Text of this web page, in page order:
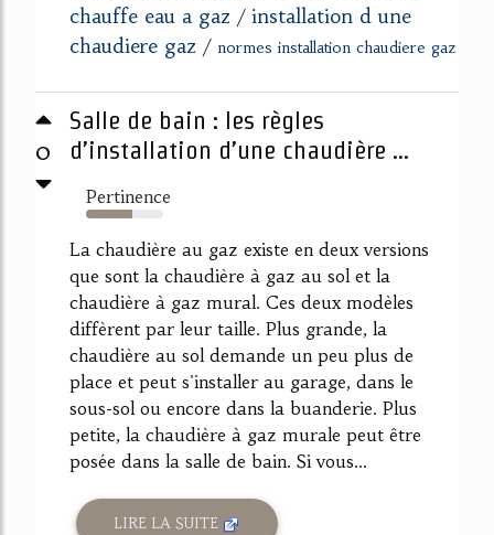
chauffe eau a gaz / installation d une
chaudiere gaz / normes installation chaudiere gaz
0
Salle de bain : les règles
d’installation d’une chaudière ...
Pertinence
60%
La chaudière au gaz existe en deux versions
que sont la chaudière à gaz au sol et la
chaudière à gaz mural. Ces deux modèles
diffèrent par leur taille. Plus grande, la
chaudière au sol demande un peu plus de
place et peut s'installer au garage, dans le
sous-sol ou encore dans la buanderie. Plus
petite, la chaudière à gaz murale peut être
posée dans la salle de bain. Si vous...
LIRE LA SUITE